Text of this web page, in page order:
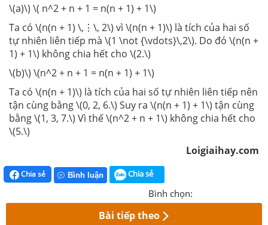
\(a)\) \( n^2 + n + 1 = n(n + 1) + 1\)
Ta có \(n(n + 1) \,⋮\, 2\) vì \(n(n + 1)\) là tích của hai số
tự nhiên liên tiếp mà \(1 \not {\vdots}\,2\). Do đó \(n(n +
1) + 1\) không chia hết cho \(2.\)
\(b)\) \(n^2 + n + 1 = n(n + 1) + 1\)
Ta có \(n(n + 1)\) là tích của hai số tự nhiên liên tiếp nên
tận cùng bằng \(0, 2, 6.\) Suy ra \(n(n + 1) + 1\) tận cùng
bằng \(1, 3, 7.\) Vì thế \(n^2 + n + 1\) không chia hết cho
\(5.\)
Loigiaihay.com
Chia sẻ Bình luận Chia sẻ
Bình chọn:
Bài tiếp theo